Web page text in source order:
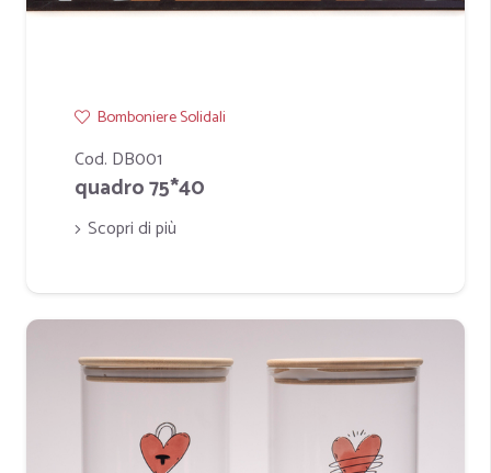
Bomboniere Solidali
Cod. DB001
quadro 75*40
Scopri di più